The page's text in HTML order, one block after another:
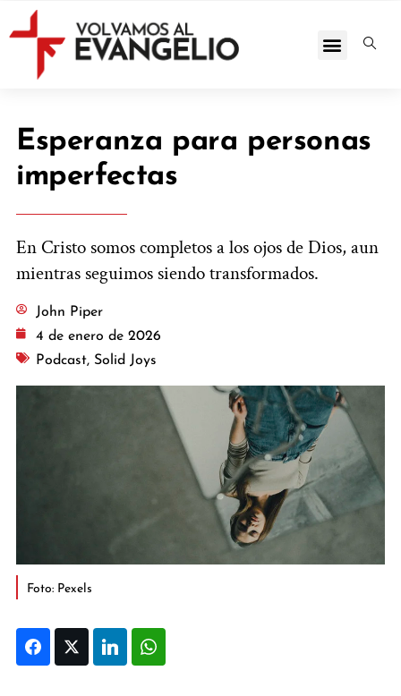
Esperanza para personas
imperfectas
En Cristo somos completos a los ojos de Dios, aun
mientras seguimos siendo transformados.
John Piper
4 de enero de 2026
Podcast, Solid Joys
Foto: Pexels
FacebookTwitter LinkedIn